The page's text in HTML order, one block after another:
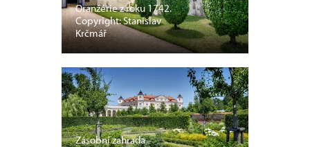
Oranžérie z roku 1742.
Copyright: Stanislav
Krčmář
Zásobní zahrada